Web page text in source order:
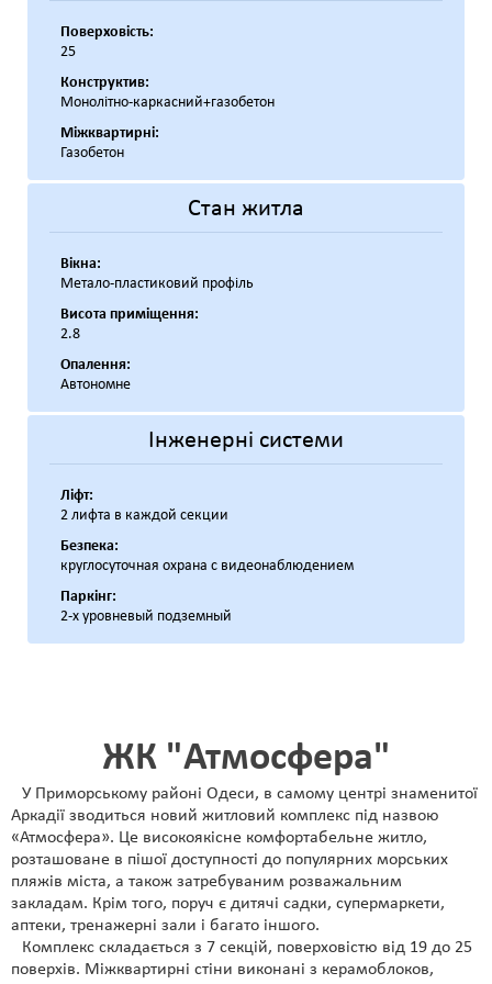
Поверховість:
25
Конструктив:
Монолітно-каркасний+газобетон
Міжквартирні:
Газобетон
Стан житла
Вікна:
Метало-пластиковий профіль
Висота приміщення:
2.8
Опалення:
Автономне
Інженерні системи
Ліфт:
2 лифта в каждой секции
Безпека:
круглосуточная охрана с видеонаблюдением
Паркінг:
2-х уровневый подземный
ЖК "Атмосфера"
У Приморському районі Одеси, в самому центрі знаменитої
Аркадії зводиться новий житловий комплекс під назвою
«Атмосфера». Це високоякісне комфортабельне житло,
розташоване в пішої доступності до популярних морських
пляжів міста, а також затребуваним розважальним
закладам. Крім того, поруч є дитячі садки, супермаркети,
аптеки, тренажерні зали і багато іншого.
Комплекс складається з 7 секцій, поверховістю від 19 до 25
поверхів. Міжквартирні стіни виконані з керамоблоков,